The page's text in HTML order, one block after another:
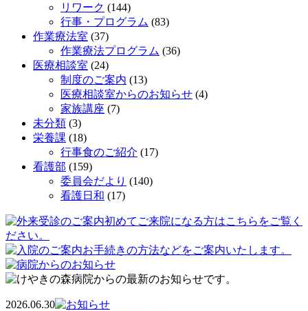
リワーク (144)
行事・プログラム (83)
作業療法室 (37)
作業療法プログラム (36)
医療相談室 (24)
制度のご案内 (13)
医療相談室からのお知らせ (4)
家族講座 (7)
未分類 (3)
栄養課 (18)
行事食のご紹介 (17)
看護部 (159)
委員会だより (140)
看護日和 (17)
2026.06.30